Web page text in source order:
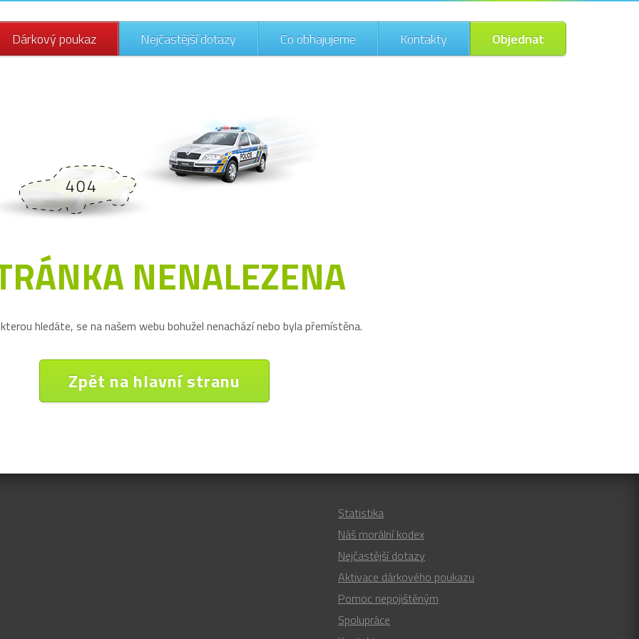
Dárkový poukaz Nejčastější dotazy Co obhajujeme Kontakty Objednat
NENALEZENA
hledáte, se na našem webu bohužel nenachází nebo byla přemístěna.
Zpět na hlavní stranu
Statistika
Náš morální kodex
Nejčastější dotazy
Aktivace dárkového poukazu
Pomoc nepojištěným
Spolupráce